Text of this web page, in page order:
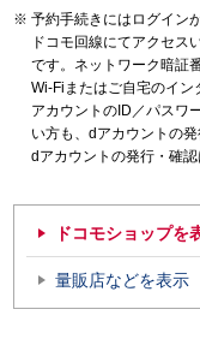
予約手続きにはログイン
ドコモ回線にてアクセス
です。ネットワーク暗証
Wi-Fiまたはご自宅のイン
アカウントのID／パスワ
い方も、dアカウントの発
dアカウントの発行・確認
ドコモショップを
量販店などを表示